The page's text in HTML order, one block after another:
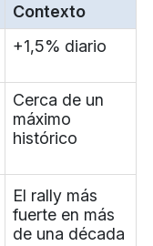
Contexto
+1,5% diario
Cerca de un
máximo
histórico
El rally más
fuerte en más
de una década